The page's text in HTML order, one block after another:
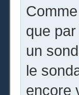
que
un
le
encore